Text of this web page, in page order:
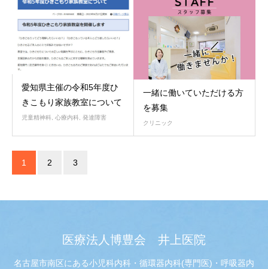
愛知県主催の令和5年度ひ
きこもり家族教室について
児童精神科 心療内科 発達障害
一緒に働いていただける方
を募集
クリニック
1 2 3
医療法人博豊会 井上医院
名古屋市南区にある小児科内科・循環器内科(専門医)・呼吸器内